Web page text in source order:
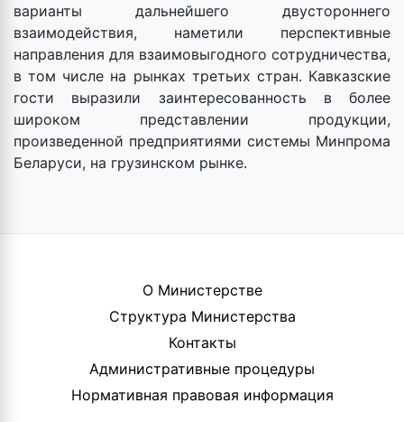
варианты дальнейшего двустороннего
взаимодействия, наметили перспективные
направления для взаимовыгодного сотрудничества,
в том числе на рынках третьих стран. Кавказские
гости выразили заинтересованность в более
широком представлении продукции,
произведенной предприятиями системы Минпрома
Беларуси, на грузинском рынке.
О Министерстве
Структура Министерства
Контакты
Административные процедуры
Нормативная правовая информация